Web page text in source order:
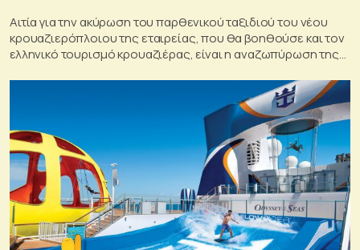
Αιτία για την ακύρωση του παρθενικού ταξιδιού του νέου
κρουαζιερόπλοιου της εταιρείας, που θα βοηθούσε και τον
ελληνικό τουρισμό κρουαζιέρας, είναι η αναζωπύρωση της